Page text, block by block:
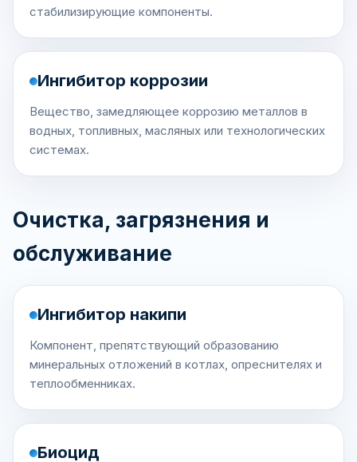
стабилизирующие компоненты.
Ингибитор коррозии
Вещество, замедляющее коррозию металлов в
водных, топливных, масляных или технологических
системах.
Очистка, загрязнения и
обслуживание
Ингибитор накипи
Компонент, препятствующий образованию
минеральных отложений в котлах, опреснителях и
теплообменниках.
Биоцид